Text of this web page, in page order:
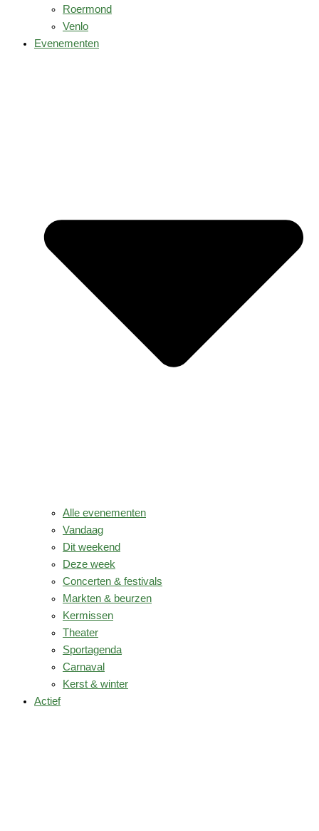
Roermond
Venlo
Evenementen
Alle evenementen
Vandaag
Dit weekend
Deze week
Concerten & festivals
Markten & beurzen
Kermissen
Theater
Sportagenda
Carnaval
Kerst & winter
Actief